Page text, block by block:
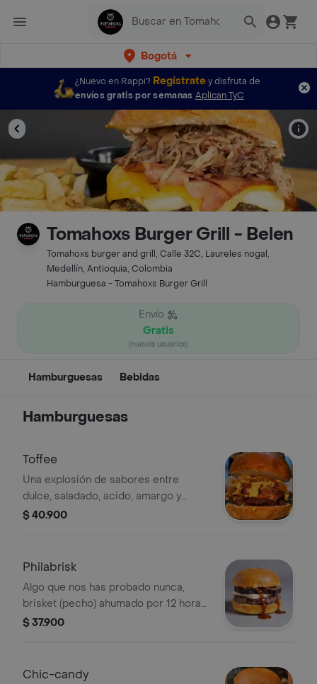
Bogotá
¿Nuevo en Rappi? Regístratey disfruta de
envíos gratis por semanas Aplican TyC
Tomahoxs Burger Grill - Belen
Tomahoxs burger and grill, Calle 32C, Laureles nogal,
Medellín, Antioquia, Colombia
Hamburguesa - Tomahoxs Burger Grill
Envío
Gratis
(nuevos usuarios)
Hamburguesas Bebidas
Hamburguesas
Toffee
Una explosión de sabores entre
dulce, saladado, acido, amargo y
umami viene con mayonesa de
pork belly ahumado, carne de res
$ 40.900
Philabrisk
Algo que nos has probado nunca,
brisket (pecho) ahumado por 12 horas
tipo texano, queso philadelphia,
$ 37.900
Chic-candy